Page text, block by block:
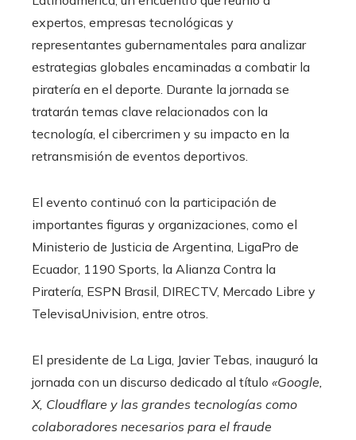
expertos, empresas tecnológicas y
representantes gubernamentales para analizar
estrategias globales encaminadas a combatir la
piratería en el deporte. Durante la jornada se
tratarán temas clave relacionados con la
tecnología, el cibercrimen y su impacto en la
retransmisión de eventos deportivos.
El evento continuó con la participación de
importantes figuras y organizaciones, como el
Ministerio de Justicia de Argentina, LigaPro de
Ecuador, 1190 Sports, la Alianza Contra la
Piratería, ESPN Brasil, DIRECTV, Mercado Libre y
TelevisaUnivision, entre otros.
El presidente de La Liga, Javier Tebas, inauguró la
jornada con un discurso dedicado al título «Google,
X, Cloudflare y las grandes tecnologías como
colaboradores necesarios para el fraude